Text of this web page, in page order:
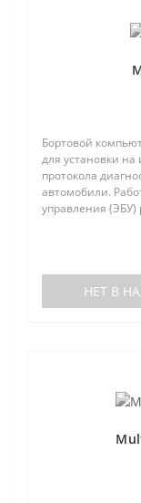
Бортовой
для установки
протокола
автомобили.
управления
НЕТ В